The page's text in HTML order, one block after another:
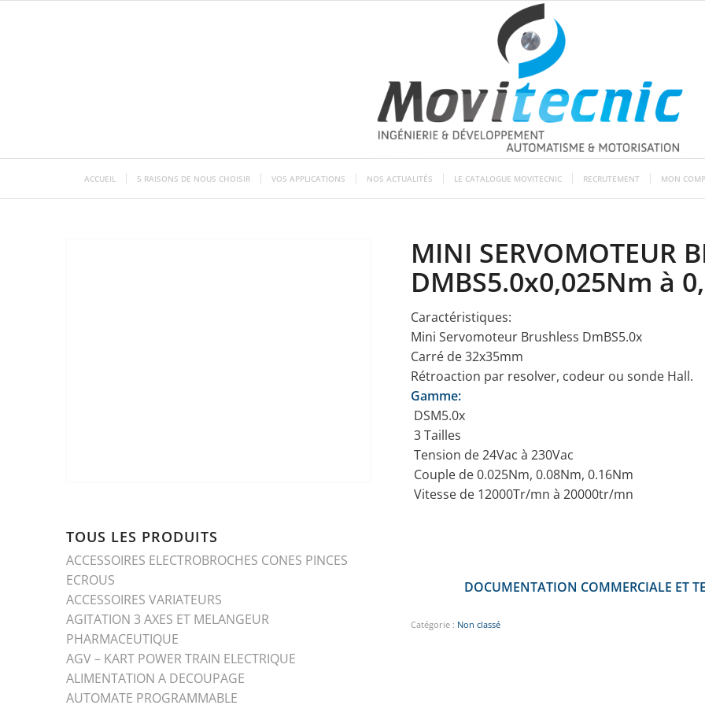
ACCUEIL 5 RAISONS DE NOUS CHOISIR VOS APPLICATIONS NOS ACTUALITÉS LE CATALOGUE MOVITECNIC RECRUTEMENT MON
TOUS LES PRODUITS
ACCESSOIRES ELECTROBROCHES CONES PINCES
ECROUS
ACCESSOIRES VARIATEURS
AGITATION 3 AXES ET MELANGEUR
PHARMACEUTIQUE
AGV – KART POWER TRAIN ELECTRIQUE
ALIMENTATION A DECOUPAGE
AUTOMATE PROGRAMMABLE
MINI SERVOMOTEUR
DMBS5.0x0,025Nm à
Caractéristiques:
Mini Servomoteur Brushless DmBS5.0x
Carré de 32x35mm
Rétroaction par resolver, codeur ou sonde Hall.
Gamme:
 DSM5.0x
 3 Tailles
 Tension de 24Vac à 230Vac
 Couple de 0.025Nm, 0.08Nm, 0.16Nm
 Vitesse de 12000Tr/mn à 20000tr/mn
DOCUMENTATION COMMERCIALE ET
Catégorie : Non classé